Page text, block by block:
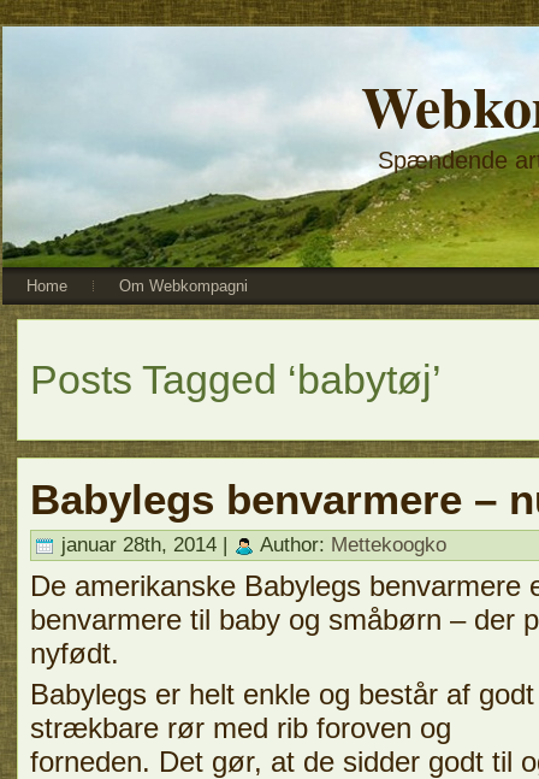
Spændende
Home Om Webkompagni
Posts Tagged ‘babytøj’
Babylegs benvarmere –
januar 28th, 2014 | Author: Mettekoogko
De amerikanske Babylegs benvarmere
benvarmere til baby og småbørn – der
nyfødt.
Babylegs er helt enkle og består af godt
strækbare rør med rib foroven og
forneden. Det gør, at de sidder godt til